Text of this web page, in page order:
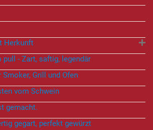
Herkunft
pull - Zart, saftig, legendär
Grill und Ofen
vom Schwein
gemacht.
gegart, perfekt gewürzt